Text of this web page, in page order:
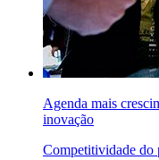
Agenda mais
inovação
Competitividade do